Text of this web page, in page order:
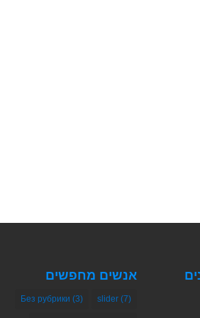
אנשים מחפשים
slider(7)
Без рубрики (3)